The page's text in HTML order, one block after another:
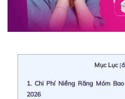
Mục Lục [
1. Chi Phí Niềng Răng Móm
2026